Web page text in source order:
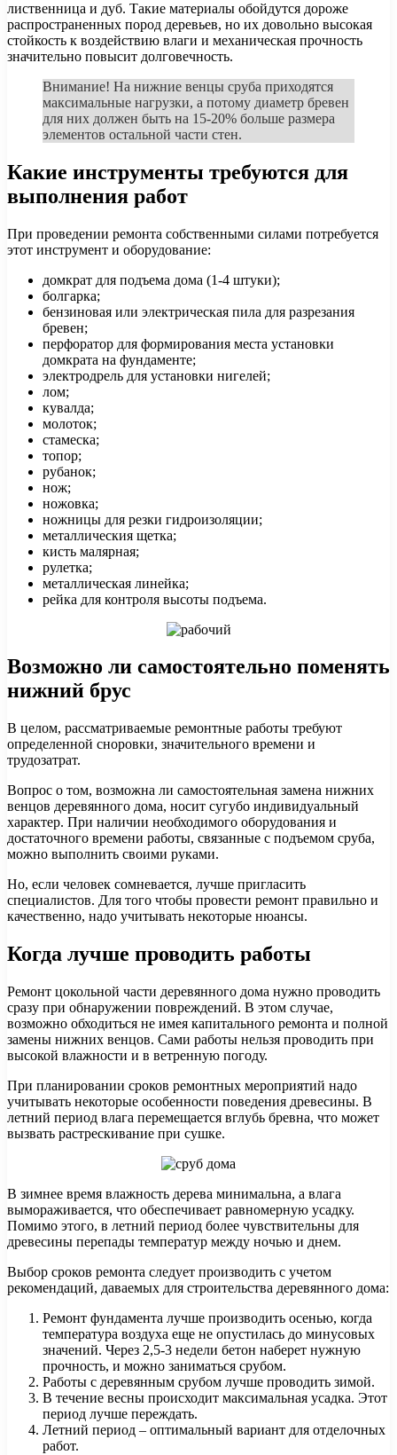
лиственница и дуб. Такие материалы обойдутся дороже
распространенных пород деревьев, но их довольно высокая
стойкость к воздействию влаги и механическая прочность
значительно повысит долговечность.
Внимание! На нижние венцы сруба приходятся
максимальные нагрузки, а потому диаметр бревен
для них должен быть на 15-20% больше размера
элементов остальной части стен.
Какие инструменты требуются для
выполнения работ
При проведении ремонта собственными силами потребуется
этот инструмент и оборудование:
домкрат для подъема дома (1-4 штуки);
болгарка;
бензиновая или электрическая пила для разрезания
бревен;
перфоратор для формирования места установки
домкрата на фундаменте;
электродрель для установки нигелей;
лом;
кувалда;
молоток;
стамеска;
топор;
рубанок;
нож;
ножовка;
ножницы для резки гидроизоляции;
металлическия щетка;
кисть малярная;
рулетка;
металлическая линейка;
рейка для контроля высоты подъема.
Возможно ли самостоятельно поменять
нижний брус
В целом, рассматриваемые ремонтные работы требуют
определенной сноровки, значительного времени и
трудозатрат.
Вопрос о том, возможна ли самостоятельная замена нижних
венцов деревянного дома, носит сугубо индивидуальный
характер. При наличии необходимого оборудования и
достаточного времени работы, связанные с подъемом сруба,
можно выполнить своими руками.
Но, если человек сомневается, лучше пригласить
специалистов. Для того чтобы провести ремонт правильно и
качественно, надо учитывать некоторые нюансы.
Когда лучше проводить работы
Ремонт цокольной части деревянного дома нужно проводить
сразу при обнаружении повреждений. В этом случае,
возможно обходиться не имея капитального ремонта и полной
замены нижних венцов. Сами работы нельзя проводить при
высокой влажности и в ветренную погоду.
При планировании сроков ремонтных мероприятий надо
учитывать некоторые особенности поведения древесины. В
летний период влага перемещается вглубь бревна, что может
вызвать растрескивание при сушке.
В зимнее время влажность дерева минимальна, а влага
вымораживается, что обеспечивает равномерную усадку.
Помимо этого, в летний период более чувствительны для
древесины перепады температур между ночью и днем.
Выбор сроков ремонта следует производить с учетом
рекомендаций, даваемых для строительства деревянного дома:
Ремонт фундамента лучше производить осенью, когда
температура воздуха еще не опустилась до минусовых
значений. Через 2,5-3 недели бетон наберет нужную
прочность, и можно заниматься срубом.
Работы с деревянным срубом лучше проводить зимой.
В течение весны происходит максимальная усадка. Этот
период лучше переждать.
Летний период – оптимальный вариант для отделочных
работ.